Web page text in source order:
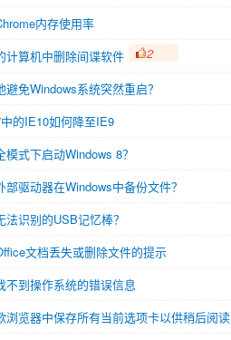
内存使用率
计算机中删除间谍软件
2
避免Windows系统突然重启？
的IE10如何降至IE9
模式下启动Windows 8？
部驱动器在Windows中备份文件？
法识别的USB记忆棒？
文档丢失或删除文件的提示
不到操作系统的错误信息
浏览器中保存所有当前选项卡以供稍后阅读